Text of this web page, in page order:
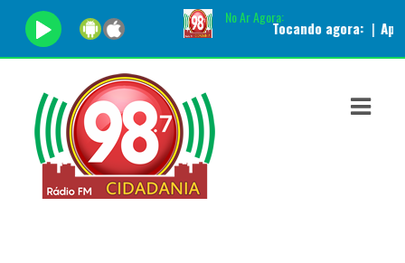
No Ar Agora:
Tocando agora:|Apresentador: